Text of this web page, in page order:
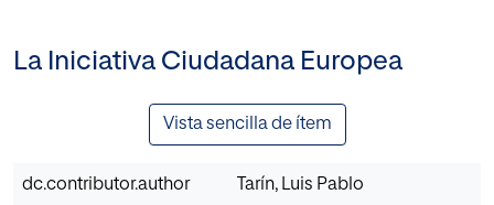
La Iniciativa Ciudadana Europea
Vista sencilla de ítem
dc.contributor.author Tarín, Luis Pablo